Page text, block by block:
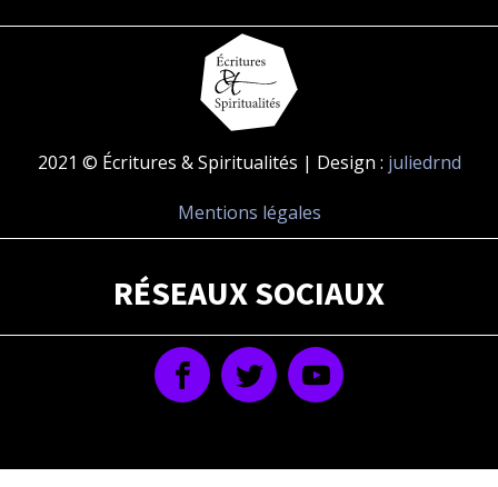
2021 © Écritures & Spiritualités | Design : juliedrnd
Mentions légales
RÉSEAUX SOCIAUX